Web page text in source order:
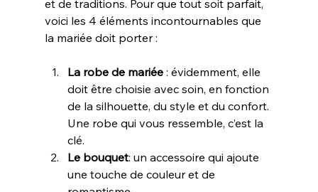
et de traditions. Pour que tout soit parfait,
voici les 4 éléments incontournables que
la mariée doit porter :
La robe de mariée : évidemment, elle
doit être choisie avec soin, en fonction
de la silhouette, du style et du confort.
Une robe qui vous ressemble, c’est la
clé.
Le bouquet: un accessoire qui ajoute
une touche de couleur et de